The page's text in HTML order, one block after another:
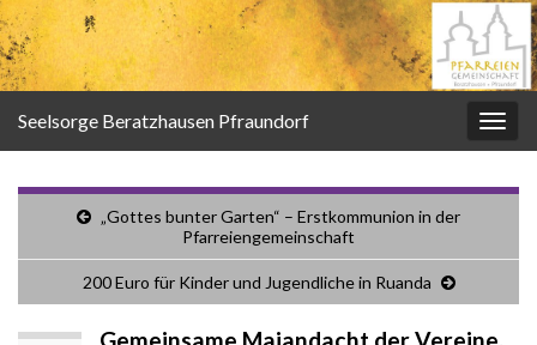
Seelsorge Beratzhausen Pfraundorf
„Gottes bunter Garten“ – Erstkommunion in der
Pfarreiengemeinschaft
200 Euro für Kinder und Jugendliche in Ruanda
Gemeinsame Maiandacht der Vereine,